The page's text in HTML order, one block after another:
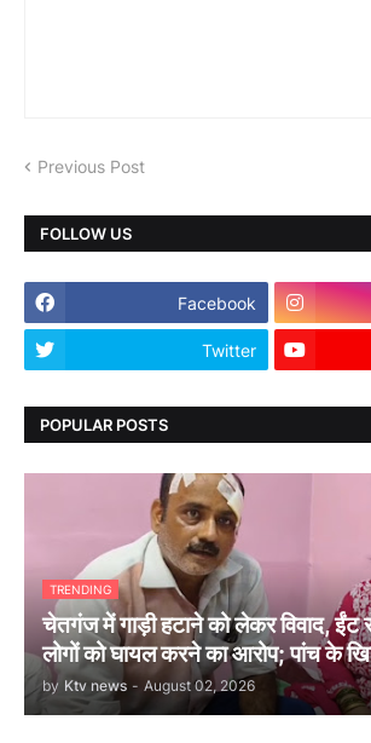
Previous Post
FOLLOW US
Facebook
Twitter
POPULAR POSTS
TRENDING
चेतगंज में गाड़ी हटाने को लेकर विवाद, ईंट
लोगों को घायल करने का आरोप; पांच के
by Ktv news - August 02, 2026